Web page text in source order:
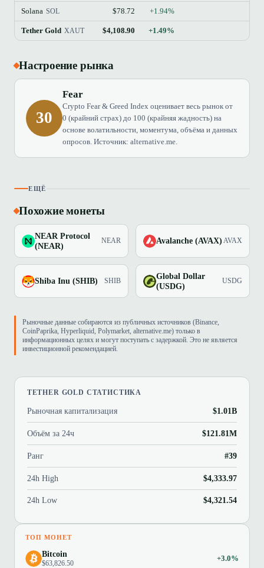
Solana SOL $78.72 +1.94%
Tether Gold XAUT $4,108.90 +1.49%
Настроение рынка
30
Fear
Crypto Fear & Greed Index оценивает весь рынок от
0 (крайний страх) до 100 (крайняя жадность) на
основе волатильности, моментума, объёма и данных
опросов. Источник: alternative.me.
ЕЩЁ
Похожие монеты
NEAR Protocol
(NEAR)
NEAR Avalanche (AVAX) AVAX
Shiba Inu (SHIB) SHIB
Global Dollar
(USDG)
USDG
Рыночные данные собираются из публичных источников (Binance,
CoinPaprika, Hyperliquid, Polymarket, alternative.me) только в
информационных целях и могут поступать с задержкой. Это не является
инвестиционной рекомендацией.
TETHER GOLD СТАТИСТИКА
Рыночная капитализация $1.01B
Объём за 24ч $121.81M
Ранг #39
24h High $4,333.97
24h Low $4,321.54
ТОП МОНЕТ
Bitcoin
$63,826.50
+3.0%